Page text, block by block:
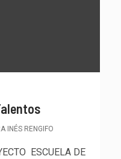
INÉS RENGIFO
ESCUELA DE